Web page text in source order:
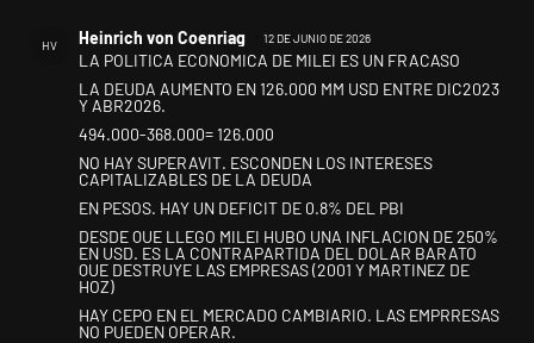
HV Heinrich von Coenriag 12 DE JUNIO DE 2026
LA POLITICA ECONOMICA DE MILEI ES UN FRACASO
LA DEUDA AUMENTO EN 126.000 MM USD ENTRE DIC2023
Y ABR2026.
494.000-368.000= 126.000
NO HAY SUPERAVIT. ESCONDEN LOS INTERESES
CAPITALIZABLES DE LA DEUDA
EN PESOS. HAY UN DEFICIT DE 0.8% DEL PBI
DESDE QUE LLEGO MILEI HUBO UNA INFLACION DE 250%
EN USD. ES LA CONTRAPARTIDA DEL DOLAR BARATO
QUE DESTRUYE LAS EMPRESAS (2001 Y MARTINEZ DE
HOZ)
HAY CEPO EN EL MERCADO CAMBIARIO. LAS EMPRRESAS
NO PUEDEN OPERAR.